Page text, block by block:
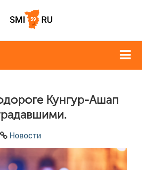
Кунгур-Ашап
Новости